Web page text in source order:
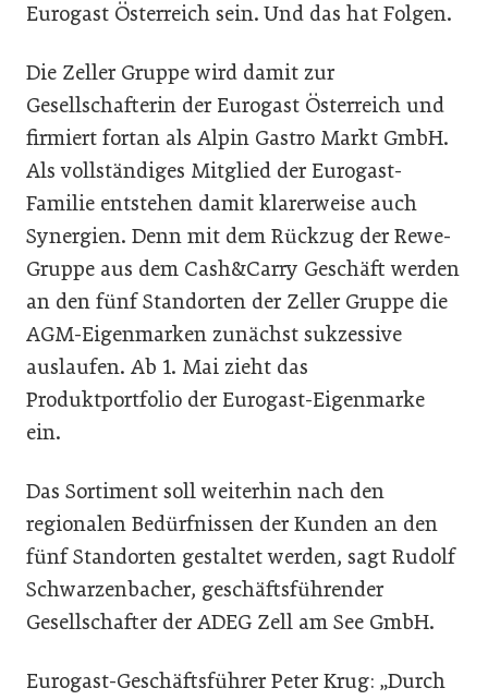
Eurogast Österreich sein. Und das hat Folgen.
Die Zeller Gruppe wird damit zur
Gesellschafterin der Eurogast Österreich und
firmiert fortan als Alpin Gastro Markt GmbH.
Als vollständiges Mitglied der Eurogast-
Familie entstehen damit klarerweise auch
Synergien. Denn mit dem Rückzug der Rewe-
Gruppe aus dem Cash&Carry Geschäft werden
an den fünf Standorten der Zeller Gruppe die
AGM-Eigenmarken zunächst sukzessive
auslaufen. Ab 1. Mai zieht das
Produktportfolio der Eurogast-Eigenmarke
ein.
Das Sortiment soll weiterhin nach den
regionalen Bedürfnissen der Kunden an den
fünf Standorten gestaltet werden, sagt Rudolf
Schwarzenbacher, geschäftsführender
Gesellschafter der ADEG Zell am See GmbH.
Eurogast-Geschäftsführer Peter Krug: „Durch